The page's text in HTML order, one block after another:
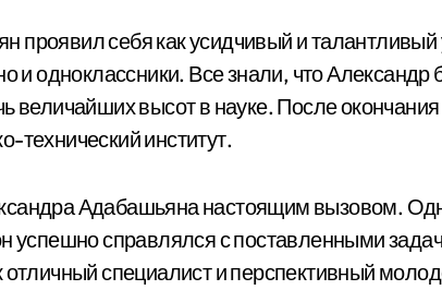
проявил себя как усидчивый и талантливый
и одноклассники. Все знали, что Александр
величайших высот в науке. После
технический институт.
Адабашьяна настоящим вызовом.
успешно справлялся с поставленными
отличный специалист и перспективный